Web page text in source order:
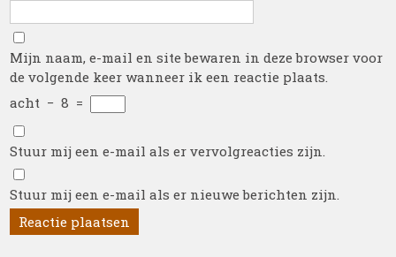
Mijn naam, e-mail en site bewaren in deze browser voor
de volgende keer wanneer ik een reactie plaats.
acht − 8 =
Stuur mij een e-mail als er vervolgreacties zijn.
Stuur mij een e-mail als er nieuwe berichten zijn.